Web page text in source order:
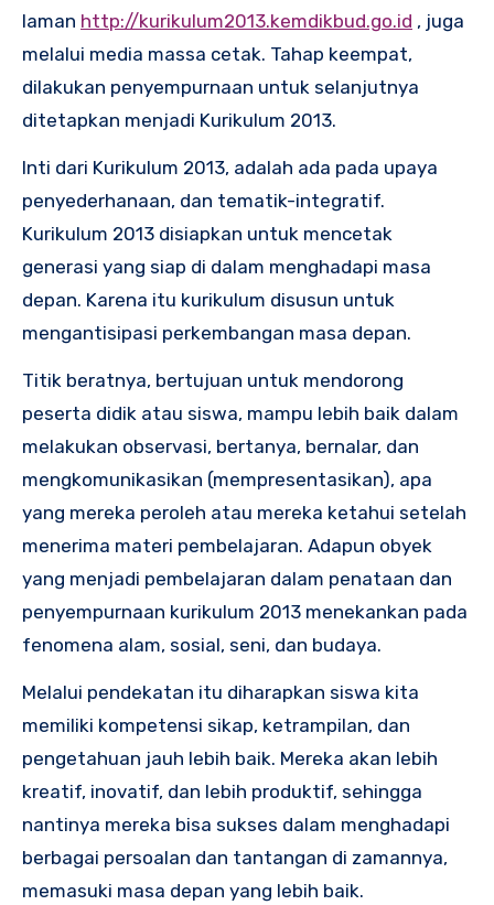
laman http://kurikulum2013.kemdikbud.go.id , juga
melalui media massa cetak. Tahap keempat,
dilakukan penyempurnaan untuk selanjutnya
ditetapkan menjadi Kurikulum 2013.
Inti dari Kurikulum 2013, adalah ada pada upaya
penyederhanaan, dan tematik-integratif.
Kurikulum 2013 disiapkan untuk mencetak
generasi yang siap di dalam menghadapi masa
depan. Karena itu kurikulum disusun untuk
mengantisipasi perkembangan masa depan.
Titik beratnya, bertujuan untuk mendorong
peserta didik atau siswa, mampu lebih baik dalam
melakukan observasi, bertanya, bernalar, dan
mengkomunikasikan (mempresentasikan), apa
yang mereka peroleh atau mereka ketahui setelah
menerima materi pembelajaran. Adapun obyek
yang menjadi pembelajaran dalam penataan dan
penyempurnaan kurikulum 2013 menekankan pada
fenomena alam, sosial, seni, dan budaya.
Melalui pendekatan itu diharapkan siswa kita
memiliki kompetensi sikap, ketrampilan, dan
pengetahuan jauh lebih baik. Mereka akan lebih
kreatif, inovatif, dan lebih produktif, sehingga
nantinya mereka bisa sukses dalam menghadapi
berbagai persoalan dan tantangan di zamannya,
memasuki masa depan yang lebih baik.